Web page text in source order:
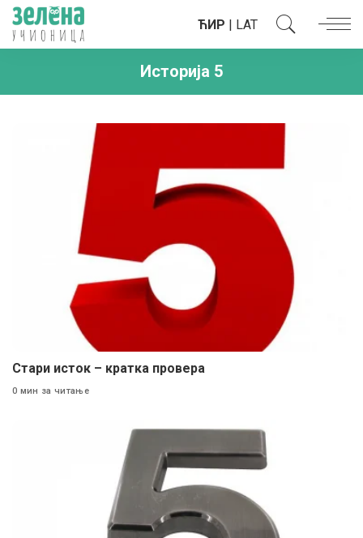
ЋИР | LAT
Историја 5
Стари исток – кратка провера
0 мин за читање